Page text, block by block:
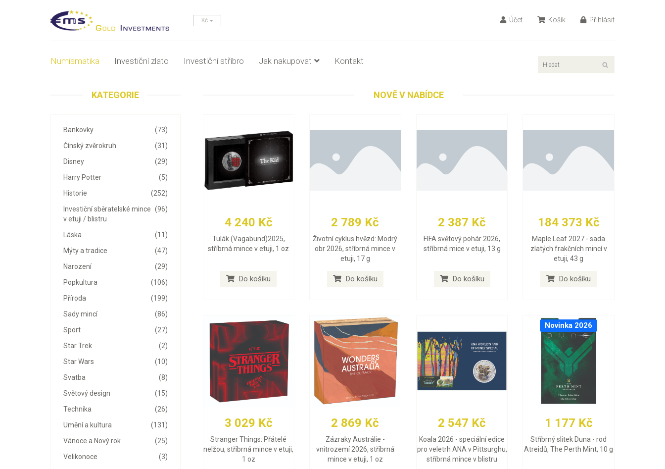
Kč Účet Košík Přihlásit
Numismatika Investiční zlato Investiční stříbro Jak nakupovat Kontakt
KATEGORIE
(73)
Bankovky
(31)
Čínský zvěrokruh
(29)
Disney
(5)
Harry Potter
(252)
Historie
(96)
Investiční sběratelské mince
v etuji / blistru
(11)
Láska
(47)
Mýty a tradice
(29)
Narození
(106)
Popkultura
(199)
Příroda
(86)
Sady mincí
(27)
Sport
(2)
Star Trek
(10)
Star Wars
(8)
Svatba
(15)
Světový design
(26)
Technika
(131)
Umění a kultura
(25)
Vánoce a Nový rok
(3)
Velikonoce
NOVĚ V NABÍDCE
4 240 Kč
Tulák (Vagabund)2025,
stříbrná mince v etuji, 1 oz
Do košíku
2 789 Kč
Životní cyklus hvězd: Modrý
obr 2026, stříbrná mince v
etuji, 17 g
Do košíku
2 387 Kč
FIFA světový pohár 2026,
stříbrná mice v etuji, 13 g
Do košíku
184 373 Kč
Maple Leaf 2027 - sada
zlatých frakčních mincí v
etuji, 43 g
Do košíku
3 029 Kč
Stranger Things: Přátelé
nelžou, stříbrná mince v etuji,
1 oz
2 869 Kč
Zázraky Austrálie -
vnitrozemí 2026, stříbrná
mince v etuji, 1 oz
2 547 Kč
Koala 2026 - speciální edice
pro veletrh ANA v Pittsurghu,
stříbrná mince v blistru
Novinka 2026
1 177 Kč
Stříbrný slitek Duna - rod
Atreidů, The Perth Mint, 10 g